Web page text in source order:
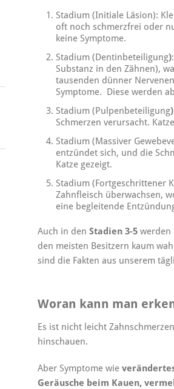
Stadium (Initiale Läsion):
oft noch schmerzfrei oder
keine Symptome.
Stadium (Dentinbeteiligung)
Substanz in den Zähnen),
tausenden dünner
Symptome. Diese werden
Stadium (Pulpenbeteiligung)
Schmerzen verursacht.
Stadium (Massiver
entzündet sich, und die
Katze gezeigt.
Stadium (Fortgeschrittener
Zahnfleisch überwachsen,
eine begleitende
Auch in denStadien 3-5 werden
den meisten Besitzern kaum
sind die Fakten aus unserem
Woran kann man
Es ist nicht leicht
hinschauen.
Aber Symptome wie
Geräusche beim Kauen,